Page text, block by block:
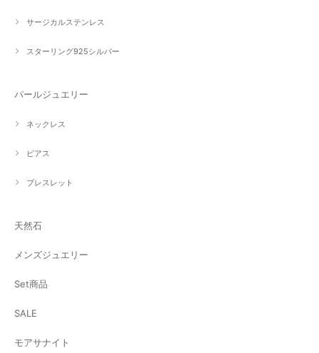
サージカルステンレス
スターリング925シルバー
パールジュエリー
ネックレス
ピアス
ブレスレット
天然石
メンズジュエリー
Set商品
SALE
モアサナイト